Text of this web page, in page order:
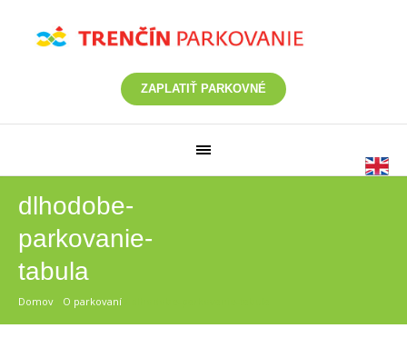
ZAPLATIŤ PARKOVNÉ
dlhodobe-
parkovanie-
tabula
Domov O parkovaní